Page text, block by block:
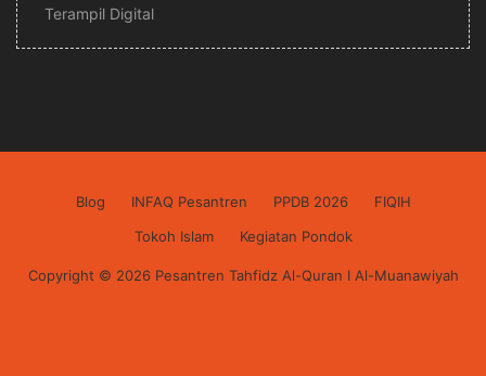
Terampil Digital
Blog INFAQ Pesantren PPDB 2026
FIQIH
Tokoh Islam
Kegiatan Pondok
Copyright © 2026 Pesantren Tahfidz Al-Quran I Al-Muanawiyah